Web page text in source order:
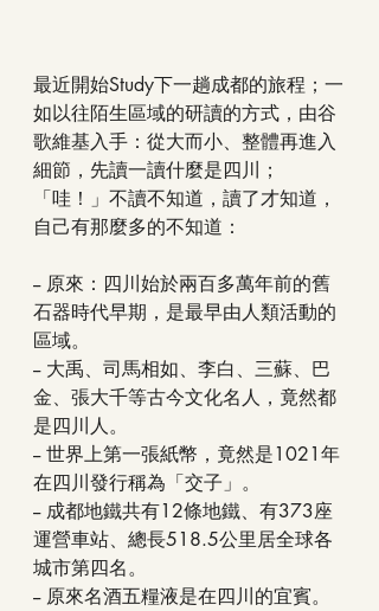
最近開始Study下一趟成都的旅程；一
如以往陌生區域的研讀的方式，由谷
歌維基入手：從大而小、整體再進入
細節，先讀一讀什麼是四川；
「哇！」不讀不知道，讀了才知道，
自己有那麼多的不知道：
-- 原來：四川始於兩百多萬年前的舊
石器時代早期，是最早由人類活動的
區域。
-- 大禹、司馬相如、李白、三蘇、巴
金、張大千等古今文化名人，竟然都
是四川人。
-- 世界上第一張紙幣，竟然是1021年
在四川發行稱為「交子」。
-- 成都地鐵共有12條地鐵、有373座
運營車站、總長518.5公里居全球各
城市第四名。
-- 原來名酒五糧液是在四川的宜賓。